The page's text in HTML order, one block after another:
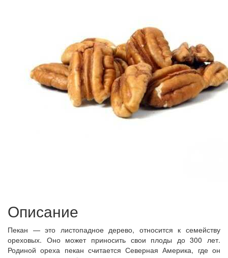
Описание
Пекан — это листопадное дерево, относится к семейству
ореховых. Оно может приносить свои плоды до 300 лет.
Родиной ореха пекан считается Северная Америка, где он